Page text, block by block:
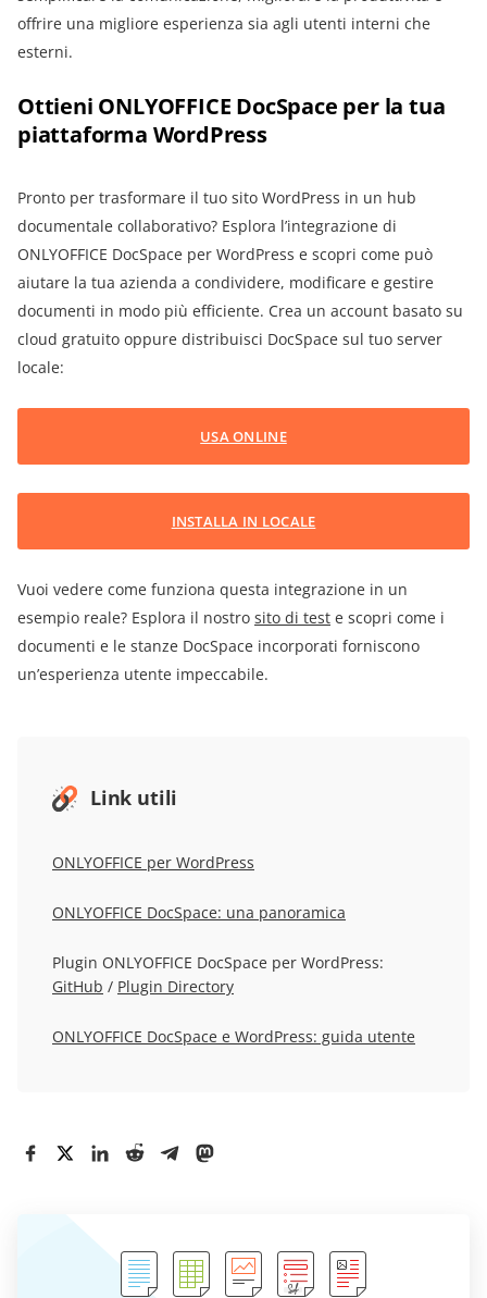
offrire una migliore esperienza sia agli utenti interni che
esterni.
Ottieni ONLYOFFICE DocSpace per la tua
piattaforma WordPress
Pronto per trasformare il tuo sito WordPress in un hub
documentale collaborativo? Esplora l’integrazione di
ONLYOFFICE DocSpace per WordPress e scopri come può
aiutare la tua azienda a condividere, modificare e gestire
documenti in modo più efficiente. Crea un account basato su
cloud gratuito oppure distribuisci DocSpace sul tuo server
locale:
USA ONLINE
INSTALLA IN LOCALE
Vuoi vedere come funziona questa integrazione in un
esempio reale? Esplora il nostro sito di test e scopri come i
documenti e le stanze DocSpace incorporati forniscono
un’esperienza utente impeccabile.
Link utili
ONLYOFFICE per WordPress
ONLYOFFICE DocSpace: una panoramica
Plugin ONLYOFFICE DocSpace per WordPress:
GitHub / Plugin Directory
ONLYOFFICE DocSpace e WordPress: guida utente